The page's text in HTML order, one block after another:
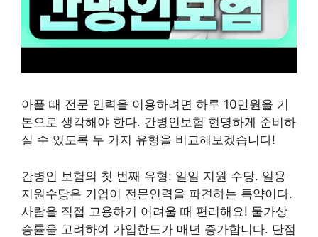
아플 때 전문 인력을 이용하려면 하루 10만원을 기
본으로 생각해야 한다. 간병인보험 현명하게 준비하
실 수 있도록 두 가지 유형을 비교해보겠습니다!
간병인 보험의 첫 번째 유형: 일일 지원 수당. 일용
지원수당은 기업이 전문인력을 파견하는 특약이다.
사람을 직접 고용하기 어려울 때 편리해요! 물가상
승률을 고려하여 가입한도가 매년 증가합니다. 단점